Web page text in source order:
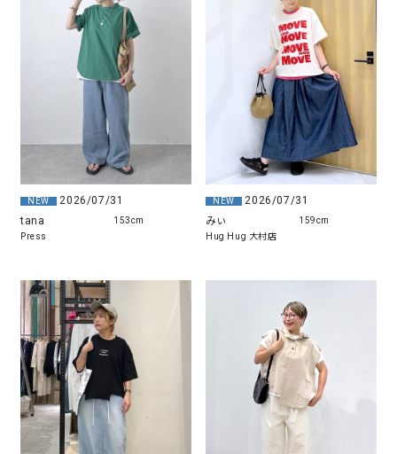
NEW
2026/07/31
tana
Press
153cm
NEW
2026/07/31
みぃ
Hug Hug 大村店
159cm